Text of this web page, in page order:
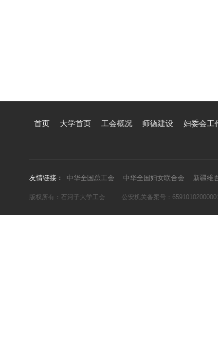
首页 大学首页 工会概况 师德建设 妇委会工
友情链接： 中华全国总工会 中华全国妇女联合会 新疆维
版权所有：石河子大学工会 公安机关备案号：